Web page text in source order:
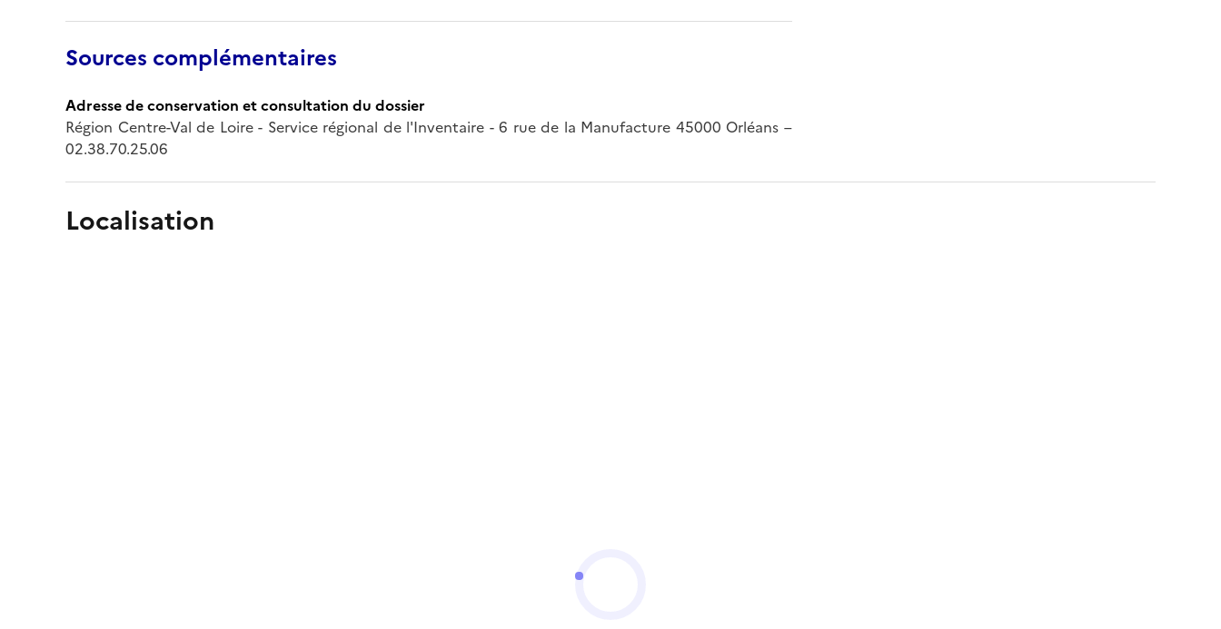
Sources complémentaires
Adresse de conservation et consultation du dossier
Région Centre-Val de Loire - Service régional de l'Inventaire - 6 rue de la Manufacture 45000 Orléans –
02.38.70.25.06
Localisation